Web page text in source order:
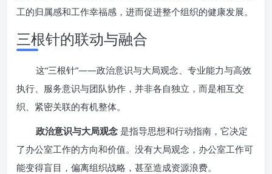
工的归属感和工作幸福感，进而促进整个组织的健康发展。
三根针的联动与融合
这“三根针”——政治意识与大局观念、专业能力与高效
执行、服务意识与团队协作，并非各自独立，而是相互交
织、紧密关联的有机整体。
政治意识与大局观念 是指导思想和行动指南，它决定
了办公室工作的方向和价值。没有大局观念，办公室工作可
能变得盲目，偏离组织战略，甚至造成资源浪费。